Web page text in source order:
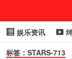
娱乐资讯
浮力GIF 明星头条
标签：STARS-713